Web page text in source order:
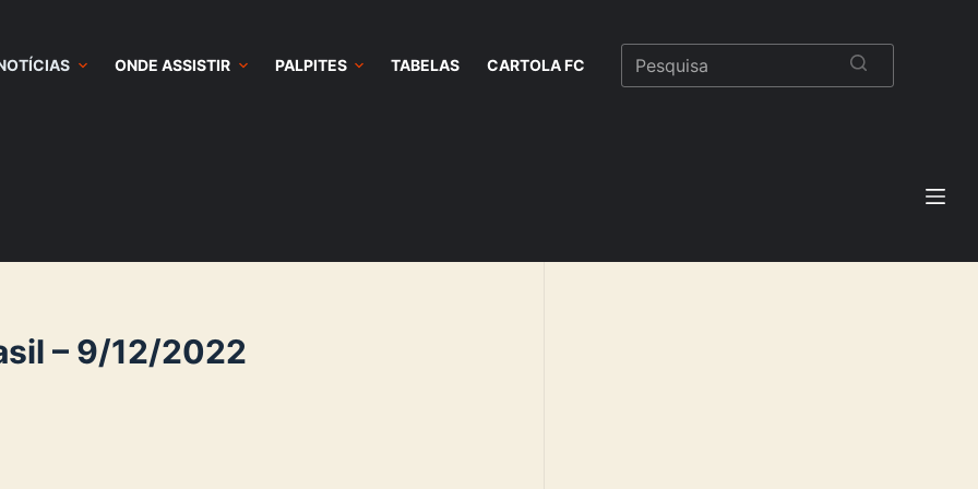
ONDE ASSISTIR PALPITES TABELAS CARTOLA FC
– 9/12/2022